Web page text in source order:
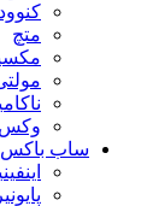
کنوود
متچ
وکس
ساب باکس
پایونیر